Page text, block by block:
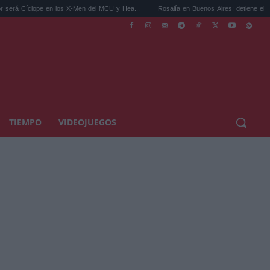
los X-Men del MCU y Hea... Rosalía en Buenos Aires: detiene el tráfico y se s...
TIEMPO VIDEOJUEGOS